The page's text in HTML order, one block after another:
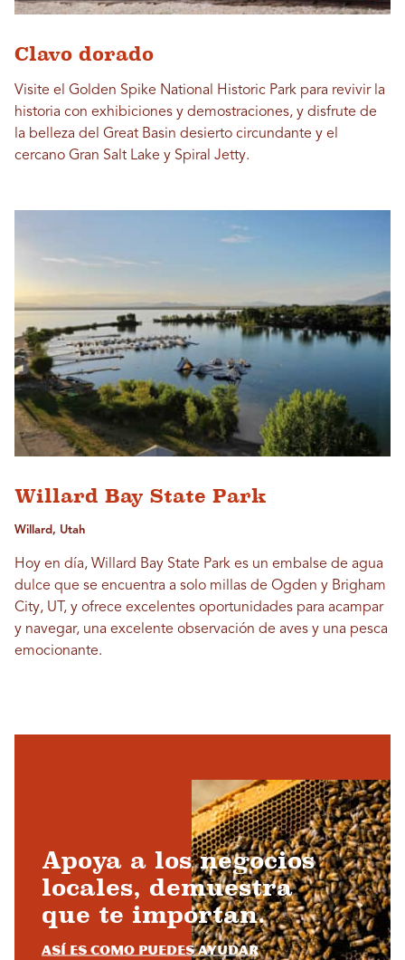
Clavo dorado
Visite el Golden Spike National Historic Park para revivir la
historia con exhibiciones y demostraciones, y disfrute de
la belleza del Great Basin desierto circundante y el
cercano Gran Salt Lake y Spiral Jetty.
Willard Bay State Park
Willard, Utah
Hoy en día, Willard Bay State Park es un embalse de agua
dulce que se encuentra a solo millas de Ogden y Brigham
City, UT, y ofrece excelentes oportunidades para acampar
y navegar, una excelente observación de aves y una pesca
emocionante.
Apoya a los negocios
locales, demuestra
que te importan.
Así es como puedes ayudar